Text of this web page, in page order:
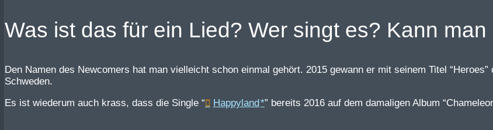
Was ist das für ein Lied? Wer singt es? Kann
Den Namen des Newcomers hat man vielleicht schon einmal gehört. 2015 gewann er mit seinem Titel
Schweden.
Es ist wiederum auch krass, dass die Single “
Happyland ” bereits 2016 auf dem damaligen Album